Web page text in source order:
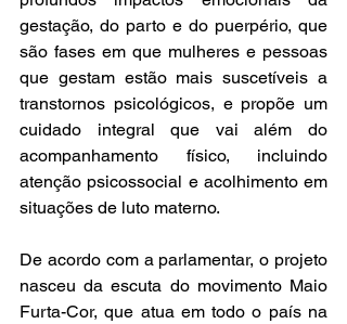
gestação, do parto e do puerpério, que
são fases em que mulheres e pessoas
que gestam estão mais suscetíveis a
transtornos psicológicos, e propõe um
cuidado integral que vai além do
acompanhamento físico, incluindo
atenção psicossocial e acolhimento em
situações de luto materno.
De acordo com a parlamentar, o projeto
nasceu da escuta do movimento Maio
Furta-Cor, que atua em todo o país na